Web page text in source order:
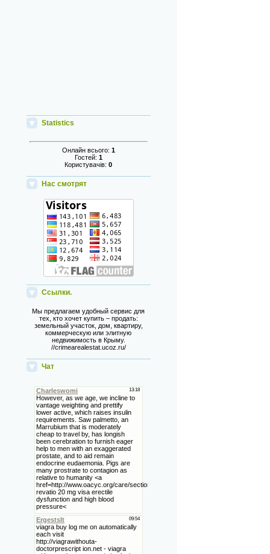
Statistics
Онлайн всього: 1
Гостей: 1
Користувачів:0
Нас смотрят
Ссылки.
Мы предлагаем удобный сервис для
тех, кто хочет купить – продать:
земельный участок, дом, квартиру,
коммерческую или элитную
недвижимость в Крыму.
//crimearealestat.ucoz.ru/
Чат